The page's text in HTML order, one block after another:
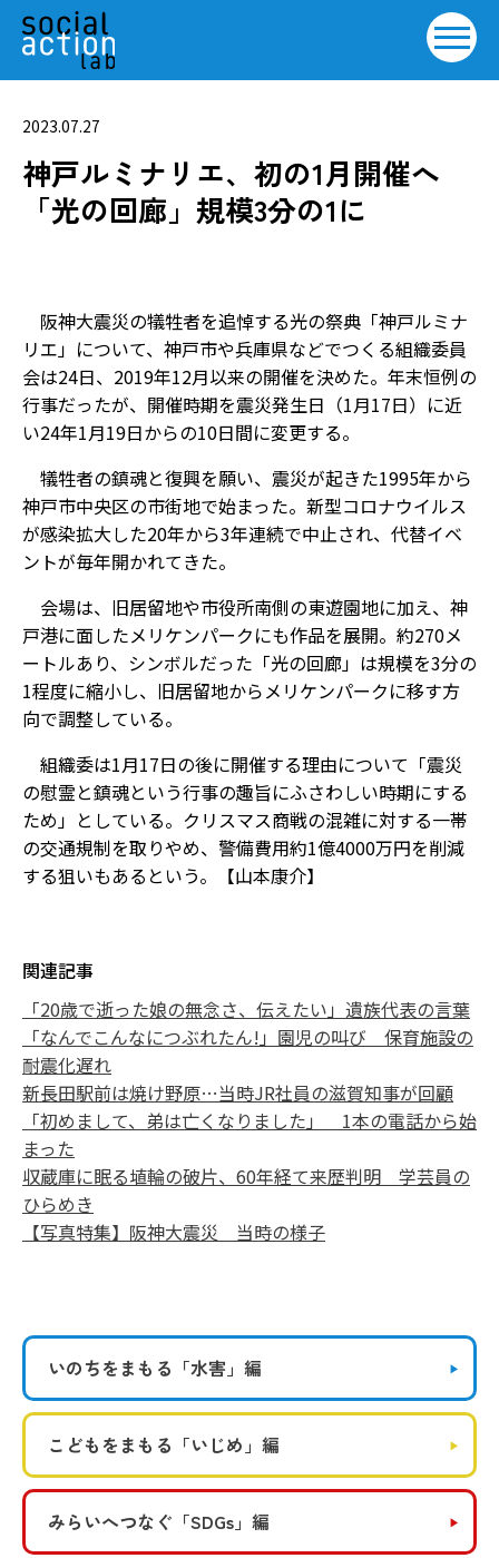
2023.07.27
神戸ルミナリエ、初の1月開催へ
「光の回廊」規模3分の1に
阪神大震災の犠牲者を追悼する光の祭典「神戸ルミナ
リエ」について、神戸市や兵庫県などでつくる組織委員
会は24日、2019年12月以来の開催を決めた。年末恒例の
行事だったが、開催時期を震災発生日（1月17日）に近
い24年1月19日からの10日間に変更する。
犠牲者の鎮魂と復興を願い、震災が起きた1995年から
神戸市中央区の市街地で始まった。新型コロナウイルス
が感染拡大した20年から3年連続で中止され、代替イベ
ントが毎年開かれてきた。
会場は、旧居留地や市役所南側の東遊園地に加え、神
戸港に面したメリケンパークにも作品を展開。約270メ
ートルあり、シンボルだった「光の回廊」は規模を3分の
1程度に縮小し、旧居留地からメリケンパークに移す方
向で調整している。
組織委は1月17日の後に開催する理由について「震災
の慰霊と鎮魂という行事の趣旨にふさわしい時期にする
ため」としている。クリスマス商戦の混雑に対する一帯
の交通規制を取りやめ、警備費用約1億4000万円を削減
する狙いもあるという。【山本康介】
関連記事
「20歳で逝った娘の無念さ、伝えたい」遺族代表の言葉
「なんでこんなにつぶれたん!」園児の叫び 保育施設の
耐震化遅れ
新長田駅前は焼け野原…当時JR社員の滋賀知事が回顧
「初めまして、弟は亡くなりました」 1本の電話から始
まった
収蔵庫に眠る埴輪の破片、60年経て来歴判明 学芸員の
ひらめき
【写真特集】阪神大震災 当時の様子
いのちをまもる 「水害」編
こどもをまもる 「いじめ」編
みらいへつなぐ 「SDGs」編